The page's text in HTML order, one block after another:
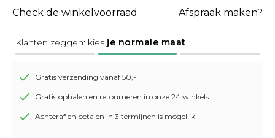
Check de winkelvoorraad Afspraak maken?
Klanten zeggen: kies je normale maat
Gratis verzending vanaf 50,-
Gratis ophalen en retourneren in onze 24 winkels
Achteraf en betalen in 3 termijnen is mogelijk